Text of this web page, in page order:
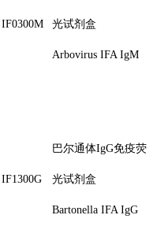
IF0300M 光试剂盒
Arbovirus IFA IgM
IF1300G
巴尔通体IgG免疫荧
光试剂盒
Bartonella IFA IgG